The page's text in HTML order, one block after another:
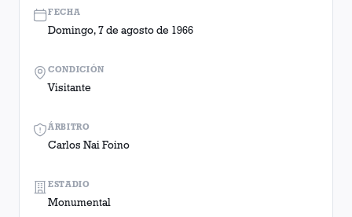
FECHA
Domingo, 7 de agosto de 1966
ÁRBITRO
Carlos Nai Foino
CONDICIÓN
Visitante
ESTADIO
Monumental